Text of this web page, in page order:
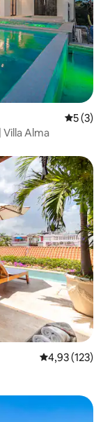
5 de
5 (3)
Villa Alma
4,93 de uma
4,93 (123)